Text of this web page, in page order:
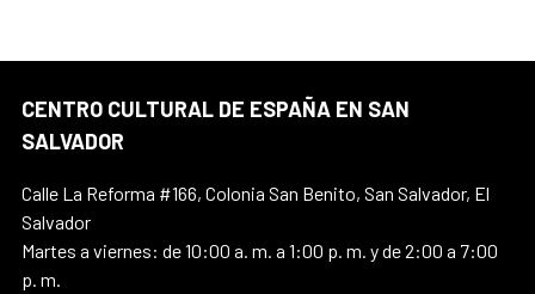
CENTRO CULTURAL DE ESPAÑA EN SAN
SALVADOR
Calle La Reforma #166, Colonia San Benito, San Salvador, El
Salvador
Martes a viernes: de 10:00 a. m. a 1:00 p. m. y de 2:00 a 7:00
p. m.